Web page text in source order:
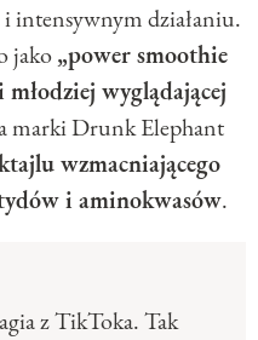
intensywnym działaniu.
jako„power smoothie
wyglądającej
marki Drunk Elephant
wzmacniającego
i aminokwasów.
z TikToka. Tak